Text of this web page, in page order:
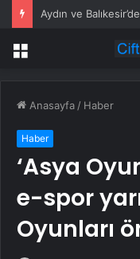
Menü
Anasayfa / Haber
Haber
‘Asya
e-spor
Oyunları